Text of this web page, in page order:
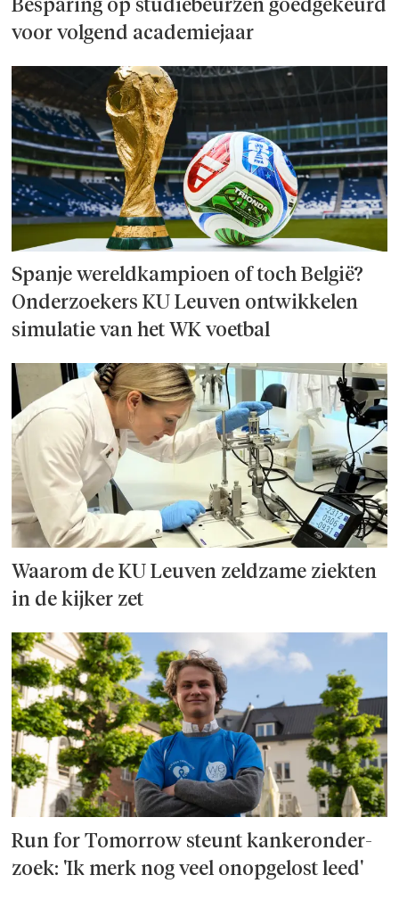
Besparing op studie­beurzen goed­ge­keurd
voor volgend academiejaar
Spanje wereld­kampioen of toch België?
Onderzoek­ers KU Leuven ontwikkelen
simulatie van het WK voetbal
Waarom de KU Leuven zeldzame ziekten
in de kijker zet
Run for Tomorrow steunt kanker­onder­
zoek: 'Ik merk nog veel onopgelost leed'